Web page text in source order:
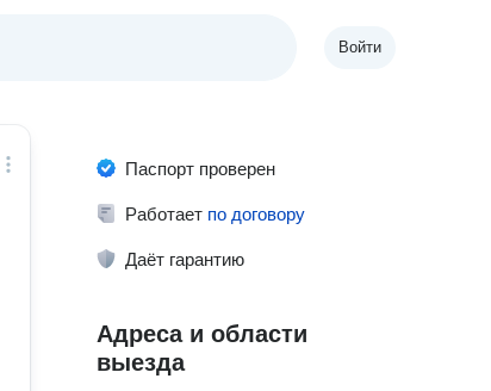
Войти
Паспорт проверен
Работает по договору
Даёт гарантию
Адреса и области
выезда